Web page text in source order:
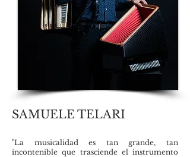
SAMUELE TELARI
"La musicalidad es tan grande, tan
incontenible que trasciende el instrumento